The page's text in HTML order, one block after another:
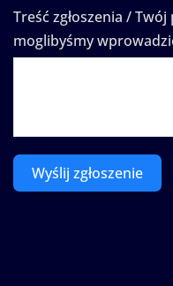
Treść zgłoszenia /
moglibyśmy
Wyślij zgłoszenie